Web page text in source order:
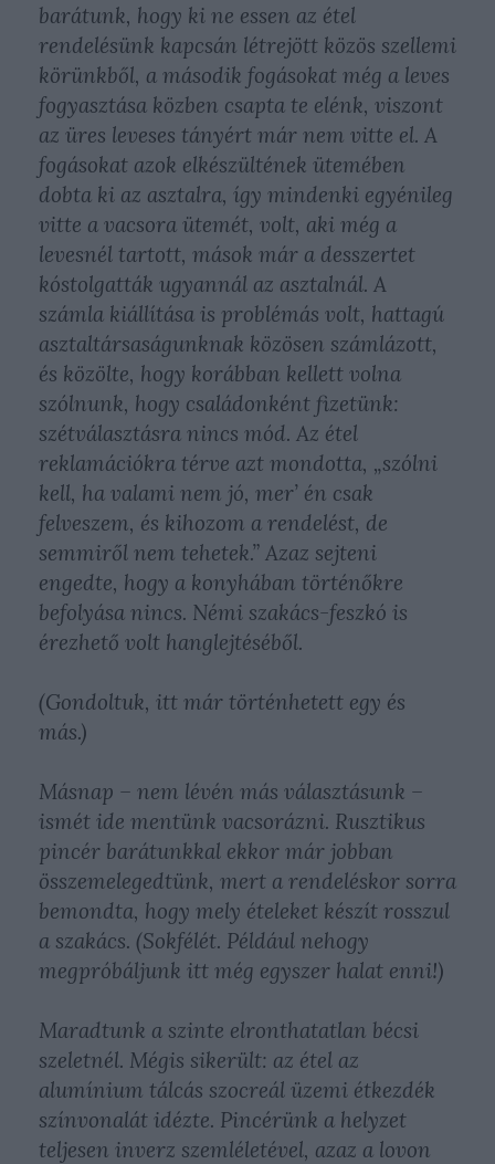
barátunk, hogy ki ne essen az étel
rendelésünk kapcsán létrejött közös szellemi
körünkből, a második fogásokat még a leves
fogyasztása közben csapta te elénk, viszont
az üres leveses tányért már nem vitte el. A
fogásokat azok elkészültének ütemében
dobta ki az asztalra, így mindenki egyénileg
vitte a vacsora ütemét, volt, aki még a
levesnél tartott, mások már a desszertet
kóstolgatták ugyannál az asztalnál. A
számla kiállítása is problémás volt, hattagú
asztaltársaságunknak közösen számlázott,
és közölte, hogy korábban kellett volna
szólnunk, hogy családonként fizetünk:
szétválasztásra nincs mód. Az étel
reklamációkra térve azt mondotta, „szólni
kell, ha valami nem jó, mer’ én csak
felveszem, és kihozom a rendelést, de
semmiről nem tehetek.” Azaz sejteni
engedte, hogy a konyhában történőkre
befolyása nincs. Némi szakács-feszkó is
érezhető volt hanglejtéséből.
(Gondoltuk, itt már történhetett egy és
más.)
Másnap – nem lévén más választásunk –
ismét ide mentünk vacsorázni. Rusztikus
pincér barátunkkal ekkor már jobban
összemelegedtünk, mert a rendeléskor sorra
bemondta, hogy mely ételeket készít rosszul
a szakács. (Sokfélét. Például nehogy
megpróbáljunk itt még egyszer halat enni!)
Maradtunk a szinte elronthatatlan bécsi
szeletnél. Mégis sikerült: az étel az
alumínium tálcás szocreál üzemi étkezdék
színvonalát idézte. Pincérünk a helyzet
teljesen inverz szemléletével, azaz a lovon